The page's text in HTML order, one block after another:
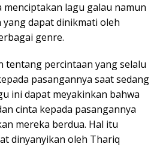
menciptakan lagu galau namun
dapat dinikmati oleh
genre.
tentang percintaan yang selalu
pasangannya saat sedang
ini dapat meyakinkan bahwa
cinta kepada pasangannya
mereka berdua. Hal itu
dinyanyikan oleh Thariq